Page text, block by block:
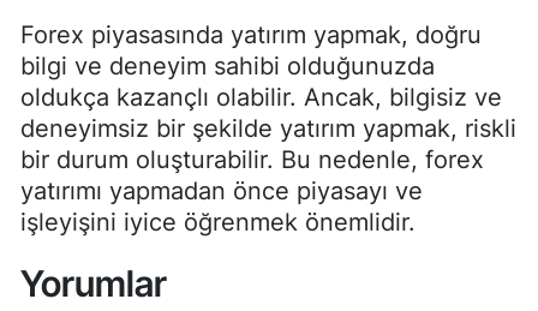
Forex piyasasında yatırım yapmak, doğru
bilgi ve deneyim sahibi olduğunuzda
oldukça kazançlı olabilir. Ancak, bilgisiz ve
deneyimsiz bir şekilde yatırım yapmak, riskli
bir durum oluşturabilir. Bu nedenle, forex
yatırımı yapmadan önce piyasayı ve
işleyişini iyice öğrenmek önemlidir.
Yorumlar